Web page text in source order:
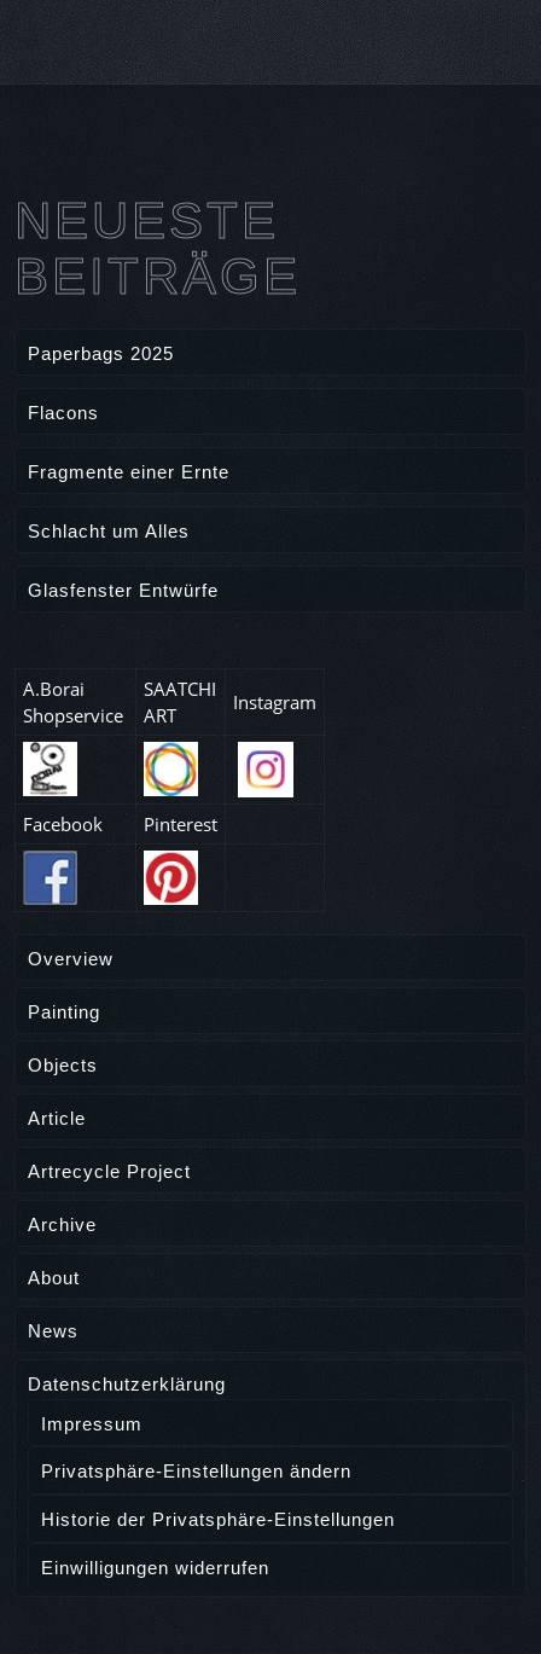
NEUESTE
BEITRÄGE
Paperbags 2025
Flacons
Fragmente einer Ernte
Schlacht um Alles
Glasfenster Entwürfe
A.Borai
Shopservice
SAATCHI
ART
Instagram
Facebook Pinterest
Overview
Painting
Objects
Article
Artrecycle Project
Archive
About
News
Datenschutzerklärung
Impressum
Privatsphäre-Einstellungen ändern
Historie der Privatsphäre-Einstellungen
Einwilligungen widerrufen